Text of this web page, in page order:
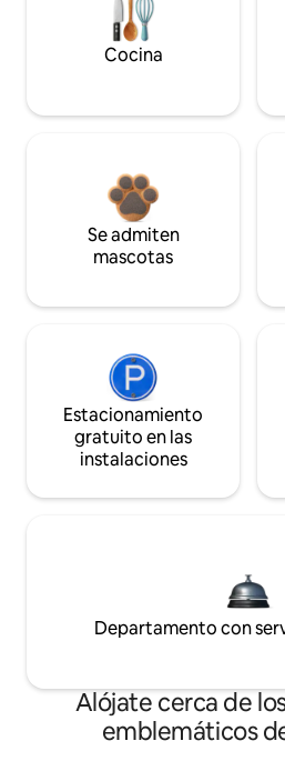
Cocina
Se admiten
mascotas
Estacionamiento
gratuito en las
instalaciones
Departamento con
Alójate cerca de
emblemáticos